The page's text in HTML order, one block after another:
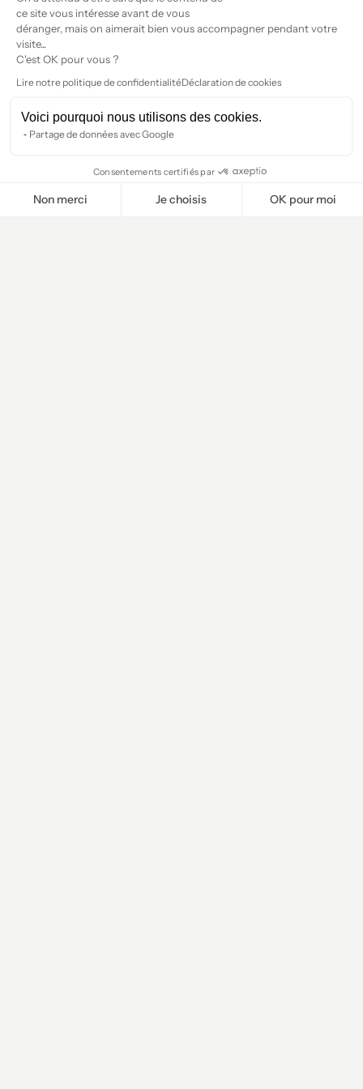
3 min
ce site vous intéresse avant de vous
déranger, mais on aimerait bien vous accompagner pendant votre
visite...
C'est OK pour vous ?
Lire notre politique de confidentialitéDéclaration de cookies
Voici pourquoi nous utilisons des cookies.
Partage de données avec Google
Consentements certifiés par
Non merci Je choisis OK pour moi